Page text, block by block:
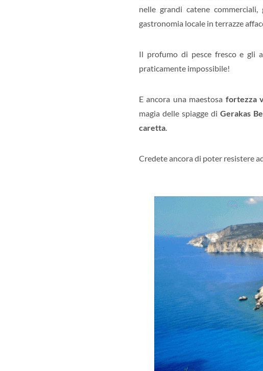
nelle grandi catene
gastronomia locale in terrazze
Il profumo di pesce fresco e gli
praticamente impossibile!
E ancora una maestosa fortezza
magia delle spiagge di Gerakas
caretta.
Credete ancora di poter resistere